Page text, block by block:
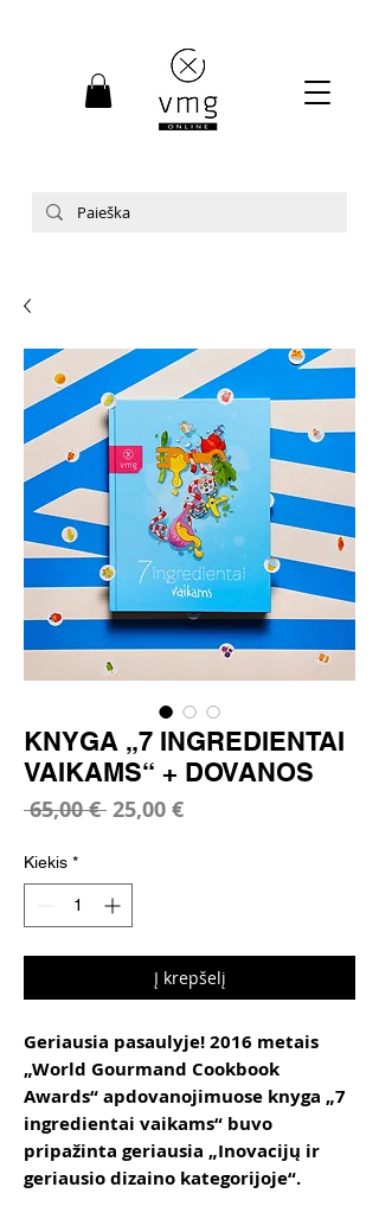
KNYGA „7 INGREDIENTAI
VAIKAMS“ + DOVANOS
65,00 € Įprastinė
25,00 €Pardavimo
Kiekis *
Į krepšelį
Geriausia pasaulyje! 2016 metais
„World Gourmand Cookbook
Awards“ apdovanojimuose knyga „7
ingredientai vaikams“ buvo
pripažinta geriausia „Inovacijų ir
geriausio dizaino kategorijoje“.